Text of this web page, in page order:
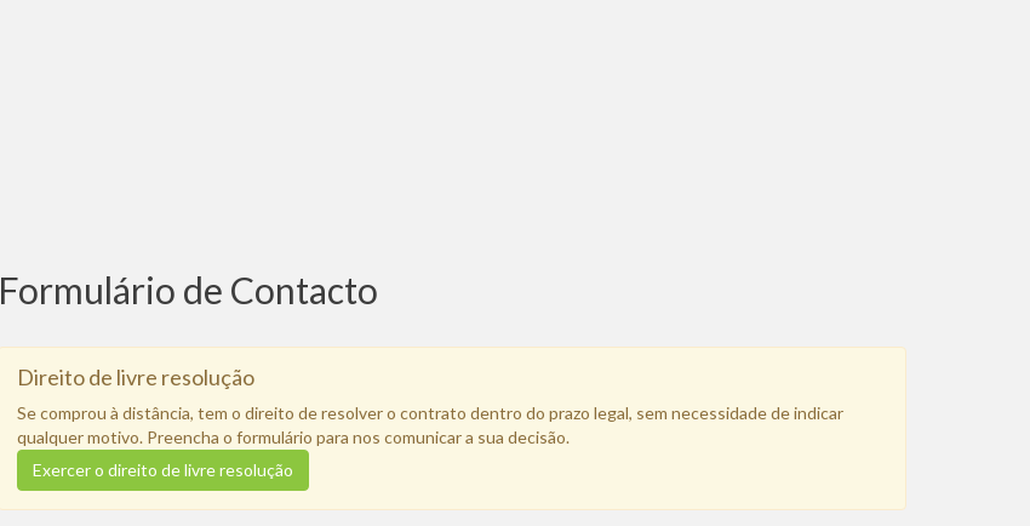
Formulário de Contacto
Direito de livre resolução
Se comprou à distância, tem o direito de resolver o contrato dentro do prazo legal, sem necessidade de indicar
qualquer motivo. Preencha o formulário para nos comunicar a sua decisão.
Exercer o direito de livre resolução